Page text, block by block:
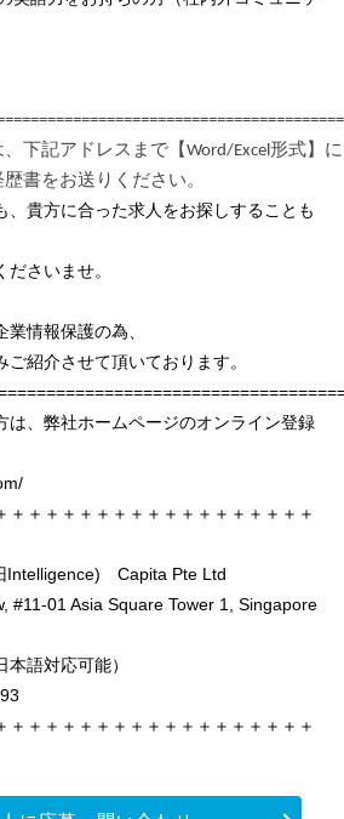
下記アドレスまで【Word/Excel形式】
書をお送りください。
、貴方に合った求人をお探しすることも
さいませ。
情報保護の為、
紹介させて頂いております。
、弊社ホームページのオンライン登録
＋＋＋＋＋＋＋＋＋＋＋＋＋＋＋＋＋＋
Intelligence) Capita Pte Ltd
#11-01 Asia Square Tower 1, Singapore
語対応可能）
＋＋＋＋＋＋＋＋＋＋＋＋＋＋＋＋＋＋